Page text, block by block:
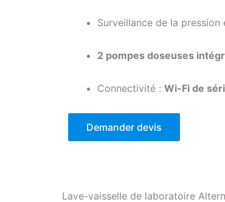
Surveillance de la
2 pompes doseuses
Connectivité : Wi-Fi de
Demander devis
Lave-vaisselle de laboratoire